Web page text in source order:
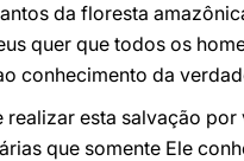
da floresta
quer que todos os
conhecimento da
realizar esta salvação por
que somente Ele